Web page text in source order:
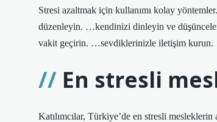
Stresi azaltmak için kullanımı kolay
düzenleyin. …kendinizi dinleyin ve
vakit geçirin. …sevdiklerinizle iletişim kurun.
En stresli
Katılımcılar, Türkiye’de en stresli